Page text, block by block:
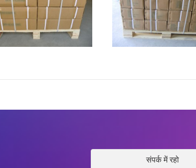
संपर्क में रहो